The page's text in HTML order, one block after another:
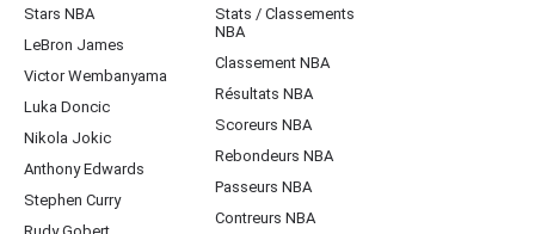
Stars NBA
LeBron James
Victor Wembanyama
Luka Doncic
Nikola Jokic
Anthony Edwards
Stephen Curry
Stats / Classements
NBA
Classement NBA
Résultats NBA
Scoreurs NBA
Rebondeurs NBA
Passeurs NBA
Contreurs NBA